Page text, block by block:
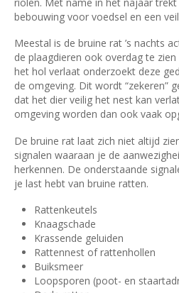
bebouwing voor voedsel en een
Meestal is de bruine rat ’s nachts
de plaagdieren ook overdag te
het hol verlaat onderzoekt deze
de omgeving. Dit wordt “zekeren”
dat het dier veilig het nest kan
omgeving worden dan ook vaak
De bruine rat laat zich niet altijd
signalen waaraan je de
herkennen. De onderstaande
je last hebt van bruine ratten.
Rattenkeutels
Knaagschade
Krassende geluiden
Rattennest of rattenhollen
Buiksmeer
Loopsporen (poot- en